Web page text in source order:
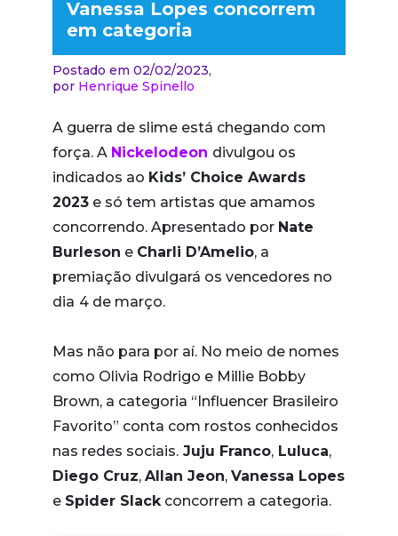
Vanessa Lopes concorrem
em categoria
Postado em 02/02/2023,
por Henrique Spinello
A guerra de slime está chegando com
força. A Nickelodeon divulgou os
indicados ao Kids’ Choice Awards
2023 e só tem artistas que amamos
concorrendo. Apresentado por Nate
Burleson e Charli D’Amelio, a
premiação divulgará os vencedores no
dia 4 de março.
Mas não para por aí. No meio de nomes
como Olivia Rodrigo e Millie Bobby
Brown, a categoria “Influencer Brasileiro
Favorito” conta com rostos conhecidos
nas redes sociais. Juju Franco, Luluca,
Diego Cruz, Allan Jeon, Vanessa Lopes
e Spider Slack concorrem a categoria.